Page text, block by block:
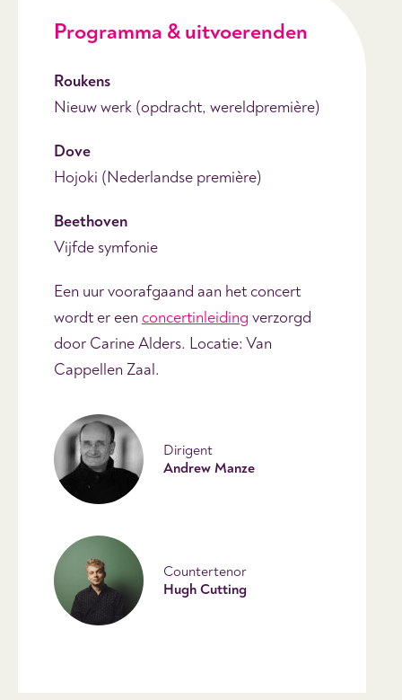
Programma & uitvoerenden
Roukens
Nieuw werk (opdracht, wereldpremière)
Dove
Hojoki (Nederlandse première)
Beethoven
Vijfde symfonie
Een uur voorafgaand aan het concert
wordt er een concertinleiding verzorgd
door Carine Alders. Locatie: Van
Cappellen Zaal.
Dirigent
Andrew Manze
Countertenor
Hugh Cutting